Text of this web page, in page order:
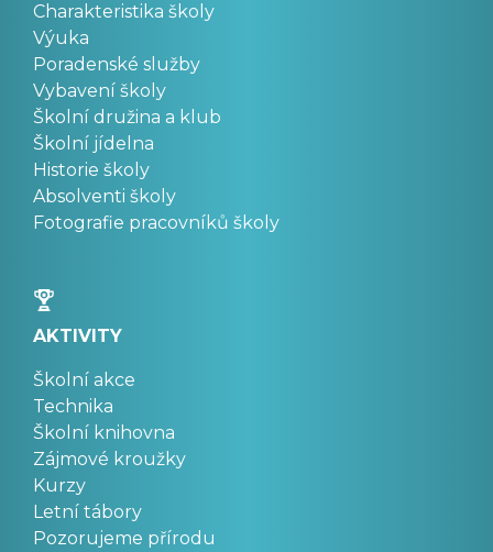
Charakteristika školy
Výuka
Poradenské služby
Vybavení školy
Školní družina a klub
Školní jídelna
Historie školy
Absolventi školy
Fotografie pracovníků školy
AKTIVITY
Školní akce
Technika
Školní knihovna
Zájmové kroužky
Kurzy
Letní tábory
Pozorujeme přírodu